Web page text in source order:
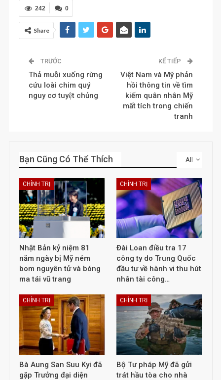
0
242
Share
TRƯỚC
Thả muỗi xuống rừng
cứu loài chim quý
nguy cơ tuyệt chủng
KẾ TIẾP
Việt Nam và Mỹ phản
hồi thông tin về tìm
kiếm quân nhân Mỹ
mất tích trong chiến
tranh
All
Bạn Cũng Có Thể Thích
CHÍNH TRỊ
Nhật Bản kỷ niệm 81
năm ngày bị Mỹ ném
bom nguyên tử và bóng
ma tái vũ trang
CHÍNH TRỊ
Đài Loan điều tra 17
công ty do Trung Quốc
đầu tư về hành vi thu hút
nhân tài công…
CHÍNH TRỊ
Bà Aung San Suu Kyi đã
gặp Trưởng đại diện
CHÍNH TRỊ
Bộ Tư pháp Mỹ đã gửi
trát hầu tòa cho nhà